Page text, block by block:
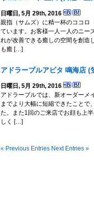
日曜日, 5月 29th, 2016
親指（サムズ）に精一杯のココロ
ています。お客様一人一人のニー
れが改善できる癒しの空間を創造
も癒 […]
アドラーブルアピタ 鳴海店 (
日曜日, 5月 29th, 2016
アドラーブルでは、新オーダーメ
までより大幅に短縮できたことで
た。また1回のご来店でお顔も上
しく […]
« Previous Entries Next Entries »